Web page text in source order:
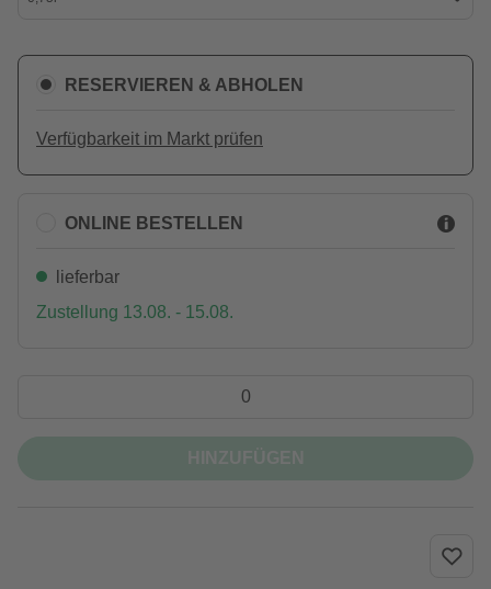
RESERVIEREN & ABHOLEN
Verfügbarkeit im Markt prüfen
ONLINE BESTELLEN
lieferbar
Zustellung 13.08. - 15.08.